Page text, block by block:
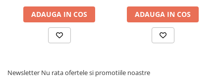
Folii acoperis
Electrice
Prelungitoare si derulatoare
Prize
ADAUGA IN COS
Klimas Wkret-met
ADAUGA IN COS
Newsletter Nu rata ofertele si promotiile noastre